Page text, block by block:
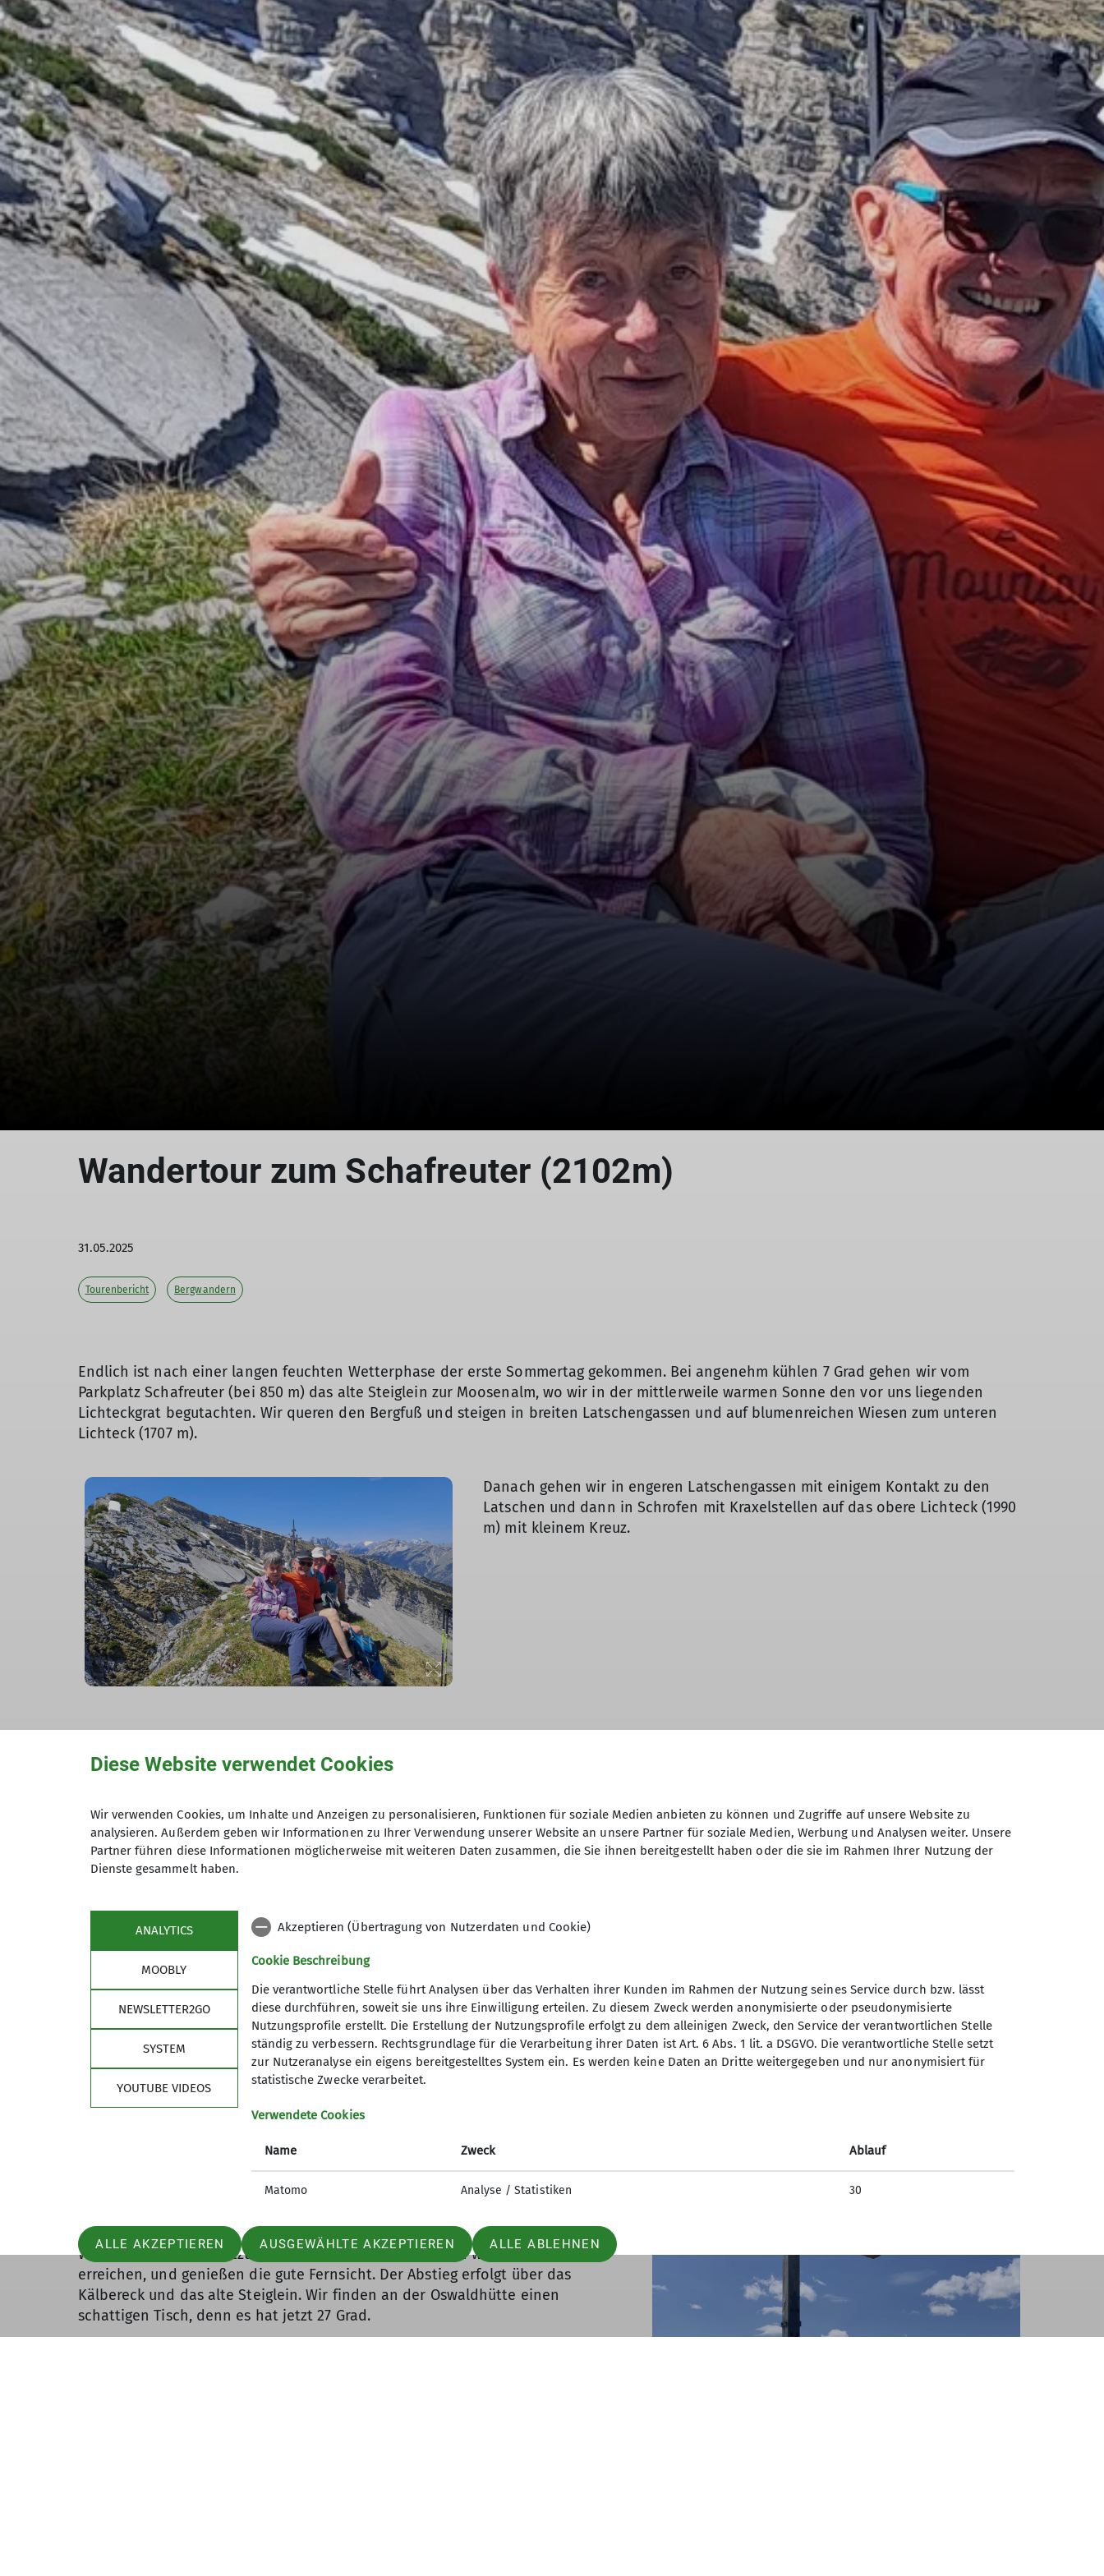
Wandertour zum Schafreuter (2102m)
31.05.2025
Tourenbericht Bergwandern
Endlich ist nach einer langen feuchten Wetterphase der erste Sommertag gekommen. Bei angenehm kühlen 7 Grad gehen wir vom
Parkplatz Schafreuter (bei 850 m) das alte Steiglein zur Moosenalm, wo wir in der mittlerweile warmen Sonne den vor uns liegenden
Lichteckgrat begutachten. Wir queren den Bergfuß und steigen in breiten Latschengassen und auf blumenreichen Wiesen zum unteren
Lichteck (1707 m).
© Helmut Fritz
Danach gehen wir in engeren Latschengassen mit einigem Kontakt zu den
Latschen und dann in Schrofen mit Kraxelstellen auf das obere Lichteck (1990
m) mit kleinem Kreuz.
trockenen Grat. Nach dem Abstieg über etwas brüchige Felsen (II) in die erste
© Helmut Fritz
© Helmut Fritz
Nach der letzten Kletterstelle (II) kommen nur noch plattige Passagen und
letztlich Schutt und Gras bis zum Schafreuter, 2102 m.
Wir rasten windgeschützt kurz unterhalb des Gipfels, den wir 12:15 Uhr
erreichen, und genießen die gute Fernsicht. Der Abstieg erfolgt über das
Kälbereck und das alte Steiglein. Wir finden an der Oswaldhütte einen
schattigen Tisch, denn es hat jetzt 27 Grad.
© Helmut Fritz
Diese Website verwendet Cookies
Wir verwenden Cookies, um Inhalte und Anzeigen zu personalisieren, Funktionen für soziale Medien anbieten zu können und Zugriffe auf unsere Website zu
analysieren. Außerdem geben wir Informationen zu Ihrer Verwendung unserer Website an unsere Partner für soziale Medien, Werbung und Analysen weiter. Unsere
Partner führen diese Informationen möglicherweise mit weiteren Daten zusammen, die Sie ihnen bereitgestellt haben oder die sie im Rahmen Ihrer Nutzung der
Dienste gesammelt haben.
ANALYTICS
MOOBLY
NEWSLETTER2GO
SYSTEM
YOUTUBE VIDEOS
Akzeptieren (Übertragung von Nutzerdaten und Cookie)
Cookie Beschreibung
Die verantwortliche Stelle führt Analysen über das Verhalten ihrer Kunden im Rahmen der Nutzung seines Service durch bzw. lässt
diese durchführen, soweit sie uns ihre Einwilligung erteilen. Zu diesem Zweck werden anonymisierte oder pseudonymisierte
Nutzungsprofile erstellt. Die Erstellung der Nutzungsprofile erfolgt zu dem alleinigen Zweck, den Service der verantwortlichen Stelle
ständig zu verbessern. Rechtsgrundlage für die Verarbeitung ihrer Daten ist Art. 6 Abs. 1 lit. a DSGVO. Die verantwortliche Stelle setzt
zur Nutzeranalyse ein eigens bereitgestelltes System ein. Es werden keine Daten an Dritte weitergegeben und nur anonymisiert für
statistische Zwecke verarbeitet.
Verwendete Cookies
Name Zweck Ablauf
Matomo Analyse / Statistiken 30
ALLE AKZEPTIEREN AUSGEWÄHLTE AKZEPTIEREN ALLE ABLEHNEN